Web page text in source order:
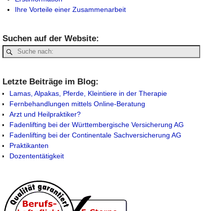
Ihre Vorteile einer Zusammenarbeit
Suchen auf der Website:
Letzte Beiträge im Blog:
Lamas, Alpakas, Pferde, Kleintiere in der Therapie
Fernbehandlungen mittels Online-Beratung
Arzt und Heilpraktiker?
Fadenlifting bei der Württembergische Versicherung AG
Fadenlifting bei der Continentale Sachversicherung AG
Praktikanten
Dozententätigkeit